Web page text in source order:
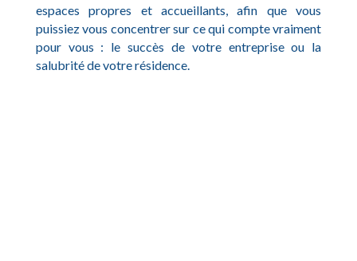
espaces propres et accueillants, afin que vous
puissiez vous concentrer sur ce qui compte vraiment
pour vous : le succès de votre entreprise ou la
salubrité de votre résidence.